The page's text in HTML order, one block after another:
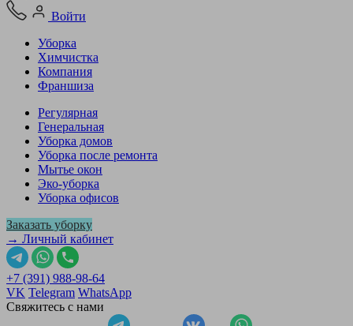
Войти
Уборка
Химчистка
Компания
Франшиза
Регулярная
Генеральная
Уборка домов
Уборка после ремонта
Мытье окон
Эко-уборка
Уборка офисов
Заказать уборку
→ Личный кабинет
+7 (391) 988-98-64
VK Telegram WhatsApp
Свяжитесь с нами